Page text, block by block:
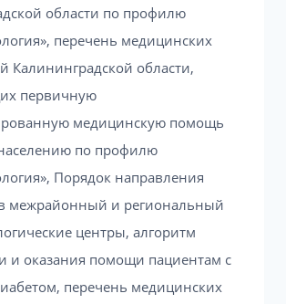
области по профилю
перечень медицинских
Калининградской области,
первичную
медицинскую помощь
по профилю
Порядок направления
межрайонный и региональный
центры, алгоритм
и оказания помощи пациентам с
перечень медицинских